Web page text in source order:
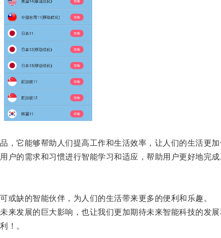
能够帮助人们提高工作和生活效率，让人们的生活更加
需求和习惯进行智能学习和适应，帮助用户更好地完成
缺的智能伙伴，为人们的生活带来更多的便利和乐趣。
展的巨大影响，也让我们更加期待未来智能科技的发展
！。